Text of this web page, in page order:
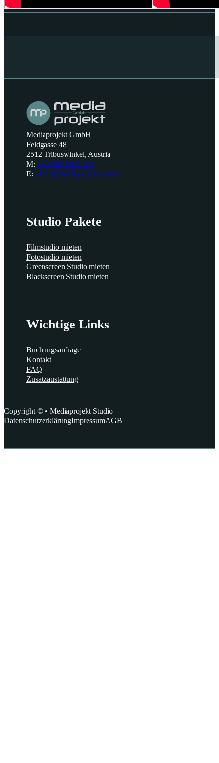
Mediaprojekt GmbH
Feldgasse 48
2512 Tribuswinkel, Austria
M: +43 680 2205 131
E: office@mediaprojekt.studio
Studio Pakete
Filmstudio mieten
Fotostudio mieten
Greenscreen Studio mieten
Blackscreen Studio mieten
Wichtige Links
Buchungsanfrage
Kontakt
FAQ
Zusatzaustattung
Copyright © • Mediaprojekt Studio
DatenschutzerklärungImpressumAGB